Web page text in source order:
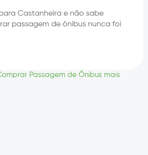
Castanheira e não sabe
passagem de ônibus nunca foi